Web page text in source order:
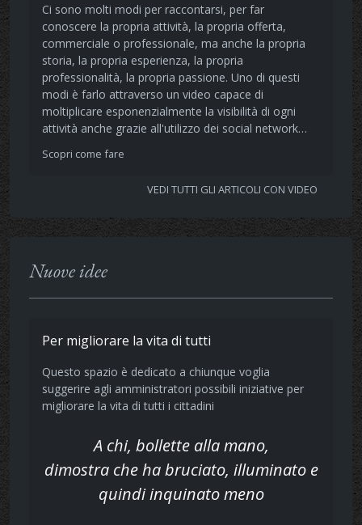
Ci sono molti modi per raccontarsi, per far
conoscere la propria attività, la propria offerta,
commerciale o professionale, ma anche la propria
storia, la propria esperienza, la propria
professionalità, la propria passione. Uno di questi
modi è farlo attraverso un video capace di
moltiplicare esponenzialmente la visibilità di ogni
attività anche grazie all'utilizzo dei social network…
Scopri come fare
VEDI TUTTI GLI ARTICOLI CON VIDEO
Nuove idee
Per migliorare la vita di tutti
Questo spazio è dedicato a chiunque voglia
suggerire agli amministratori possibili iniziative per
migliorare la vita di tutti i cittadini
A chi, bollette alla mano,
dimostra che ha bruciato, illuminato e
quindi inquinato meno